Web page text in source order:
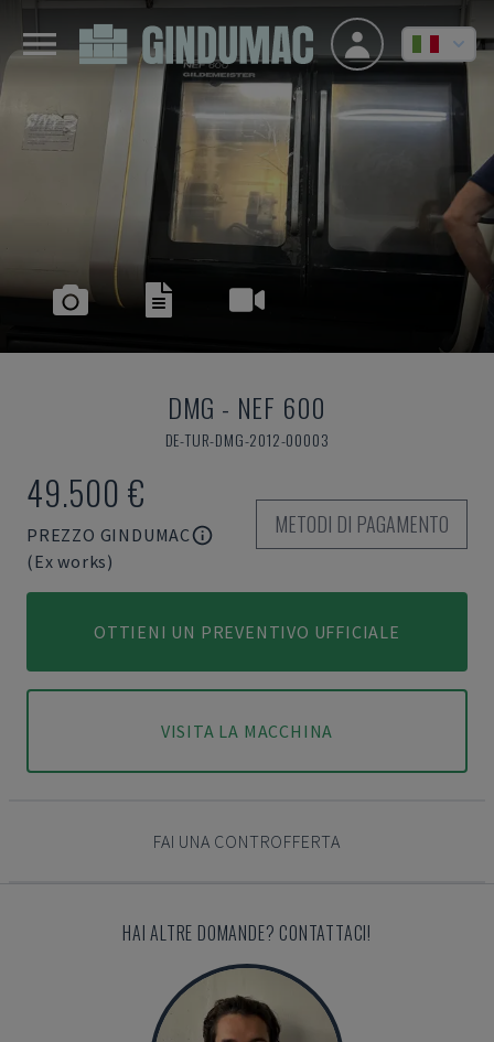
DMG - NEF 600
DE-TUR-DMG-2012-00003
49.500 €
PREZZO GINDUMAC
(Ex works)
METODI DI PAGAMENTO
OTTIENI UN PREVENTIVO UFFICIALE
VISITA LA MACCHINA
FAI UNA CONTROFFERTA
HAI ALTRE DOMANDE? CONTATTACI!